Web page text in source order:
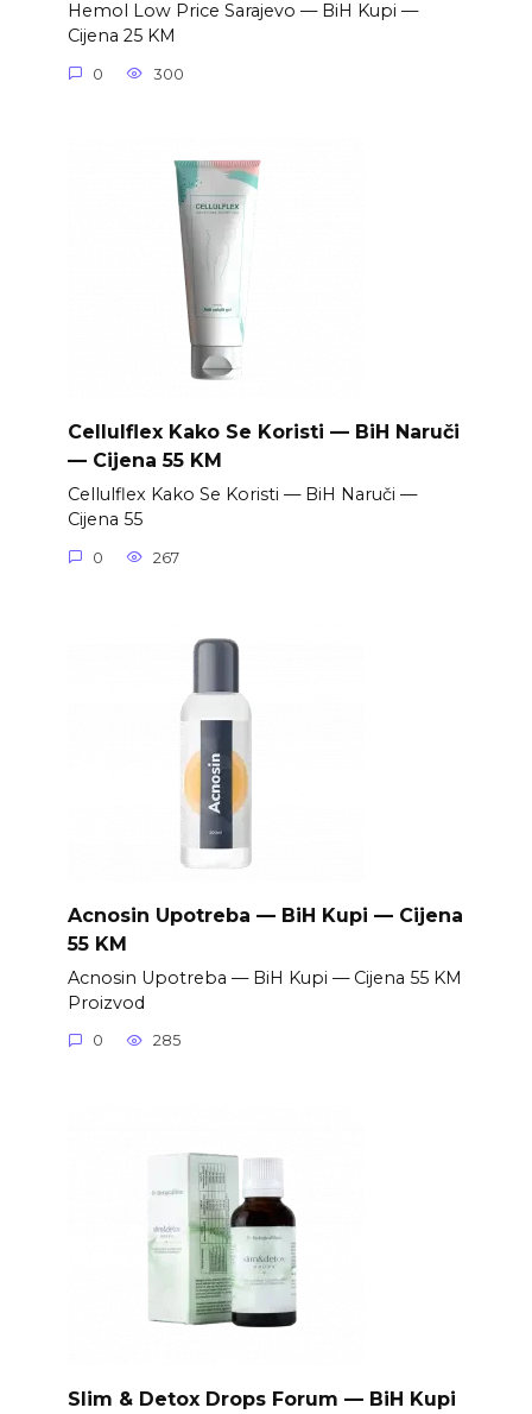
Hemol Low Price Sarajevo — BiH Kupi —
Cijena 25 KM
0 300
Cellulflex Kako Se Koristi — BiH Naruči
— Cijena 55 KM
Cellulflex Kako Se Koristi — BiH Naruči —
Cijena 55
0 267
Acnosin Upotreba — BiH Kupi — Cijena
55 KM
Acnosin Upotreba — BiH Kupi — Cijena 55 KM
Proizvod
0 285
Slim & Detox Drops Forum — BiH Kupi